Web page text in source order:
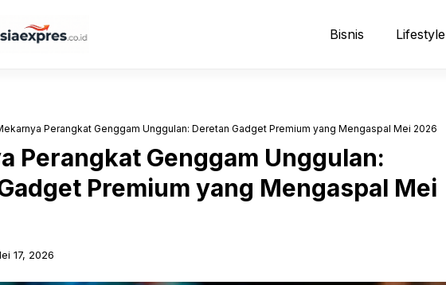
Bisnis Lifestyle
Perangkat Genggam Unggulan: Deretan Gadget Premium yang Mengaspal Mei 2026
Perangkat Genggam Unggulan:
Premium yang Mengaspal Mei
17, 2026